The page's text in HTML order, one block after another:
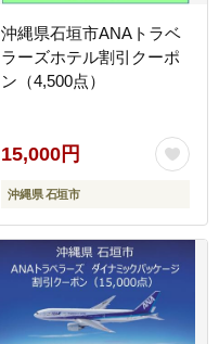
沖縄県石垣市ANAトラベ
ラーズホテル割引クーポ
ン（4,500点）
15,000円
沖縄県 石垣市